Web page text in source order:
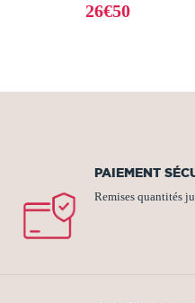
26€50
PAIEMENT
Remises quantités